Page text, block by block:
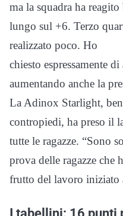
ma la squadra ha
lungo sul +6. Terzo
realizzato poco. Ho
chiesto espressamente
aumentando anche la
La Adinox Starlight,
contropiedi, ha preso il
tutte le ragazze. “Sono
prova delle ragazze che
frutto del lavoro iniziato